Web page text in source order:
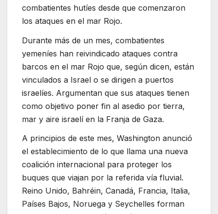
combatientes hutíes desde que comenzaron
los ataques en el mar Rojo.
Durante más de un mes, combatientes
yemeníes han reivindicado ataques contra
barcos en el mar Rojo que, según dicen, están
vinculados a Israel o se dirigen a puertos
israelíes. Argumentan que sus ataques tienen
como objetivo poner fin al asedio por tierra,
mar y aire israelí en la Franja de Gaza.
A principios de este mes, Washington anunció
el establecimiento de lo que llama una nueva
coalición internacional para proteger los
buques que viajan por la referida vía fluvial.
Reino Unido, Bahréin, Canadá, Francia, Italia,
Países Bajos, Noruega y Seychelles forman